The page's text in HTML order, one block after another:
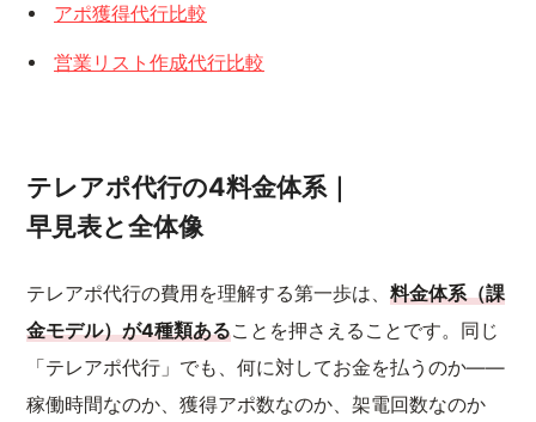
アポ獲得代行比較
営業リスト作成代行比較
テレアポ代行の4料金体系｜
早見表と全体像
テレアポ代行の費用を理解する第一歩は、料金体系（課
金モデル）が4種類あることを押さえることです。同じ
「テレアポ代行」でも、何に対してお金を払うのか——
稼働時間なのか、獲得アポ数なのか、架電回数なのか